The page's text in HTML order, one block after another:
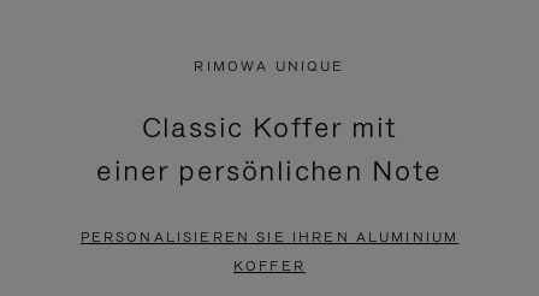
PAUSIERT,
BITTE
DRÜCKEN
KLICKEN
SIE
ZUM
AUFHEBEN
RIMOWA UNIQUE
Classic Koffer mit
einer persönlichen Note
PERSONALISIEREN SIE IHREN ALUMINIUM
KOFFER